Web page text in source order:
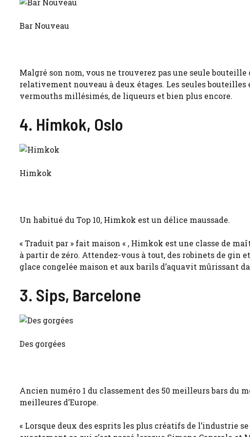
Bar Nouveau
Malgré son nom, vous ne trouverez pas une seule
relativement nouveau à deux étages. Les seules bouteilles
vermouths millésimés, de liqueurs et bien plus encore.
4. Himkok, Oslo
Himkok
Un habitué du Top 10, Himkok est un délice maussade.
« Traduit par » fait maison « , Himkok est une classe de
à partir de zéro. Attendez-vous à tout, des robinets de gin
glace congelée maison et aux barils d’aquavit mûrissant
3. Sips, Barcelone
Des gorgées
Ancien numéro 1 du classement des 50 meilleurs bars du
meilleures d’Europe.
« Lorsque deux des esprits les plus créatifs de l’industrie